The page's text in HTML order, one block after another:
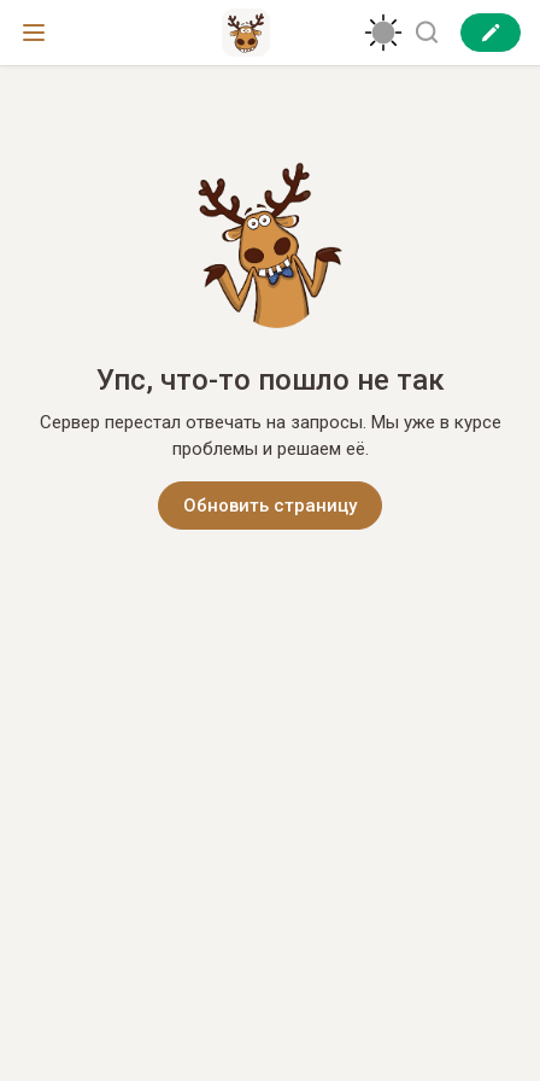
Упс, что-то пошло не так
Сервер перестал отвечать на запросы. Мы уже в курсе
проблемы и решаем её.
Обновить страницу